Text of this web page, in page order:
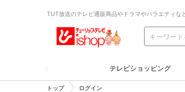
TUT放送のテレビ通販商品やドラマやバラエティな
テレビショッピング
トップ ログイン